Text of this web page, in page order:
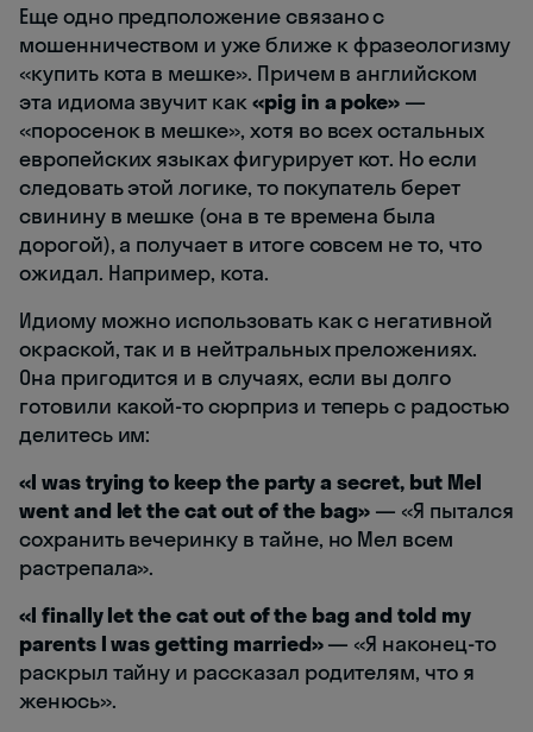
Еще одно предположение связано с
мошенничеством и уже ближе к фразеологизму
«купить кота в мешке». Причем в английском
эта идиома звучит как«pig in a poke» —
«поросенок в мешке», хотя во всех остальных
европейских языках фигурирует кот. Но если
следовать этой логике, то покупатель берет
свинину в мешке (она в те времена была
дорогой), а получает в итоге совсем не то, что
ожидал. Например, кота.
Идиому можно использовать как с негативной
окраской, так и в нейтральных преложениях.
Она пригодится и в случаях, если вы долго
готовили какой-то сюрприз и теперь с радостью
делитесь им:
«I was trying to keep the party a secret, but Mel
went and let the cat out of the bag» — «Я пытался
сохранить вечеринку в тайне, но Мел всем
растрепала».
«I finally let the cat out of the bag and told my
parents I was getting married»— «Я наконец-то
раскрыл тайну и рассказал родителям, что я
женюсь».